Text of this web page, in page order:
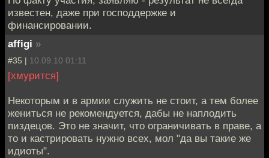
известен, даже при господдержке и
финансировании.
affigi »
#35 | 10.09.10 01:11
[хмурится]
Некоторым и в армии служить не стоит, а тем более
жениться не рекомендуется, дабы не наплодить
пиздецов. Это не значит, что ограничивать в праве, а
то и кастрировать нужно всех, мол "да вы такие же
идиоты".